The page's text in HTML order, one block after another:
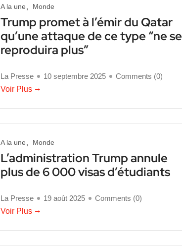
A la une Monde
Trump promet à l’émir du Qatar
qu’une attaque de ce type “ne se
reproduira plus”
La Presse 10 septembre 2025 Comments (0)
Voir Plus
A la une Monde
L’administration Trump annule
plus de 6 000 visas d’étudiants
La Presse 19 août 2025 Comments (0)
Voir Plus